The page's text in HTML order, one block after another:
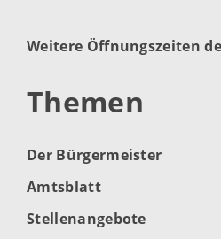
Weitere Öffnungszeiten
Themen
Der Bürgermeister
Amtsblatt
Stellenangebote